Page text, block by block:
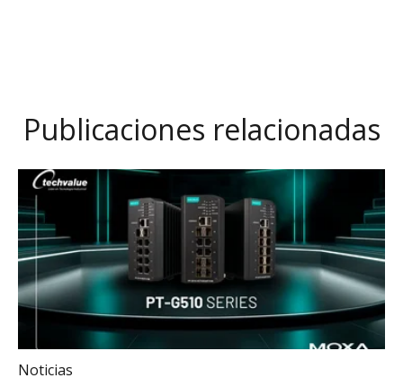
Publicaciones relacionadas
Noticias